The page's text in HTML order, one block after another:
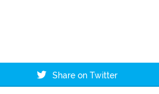
Share on Twitter